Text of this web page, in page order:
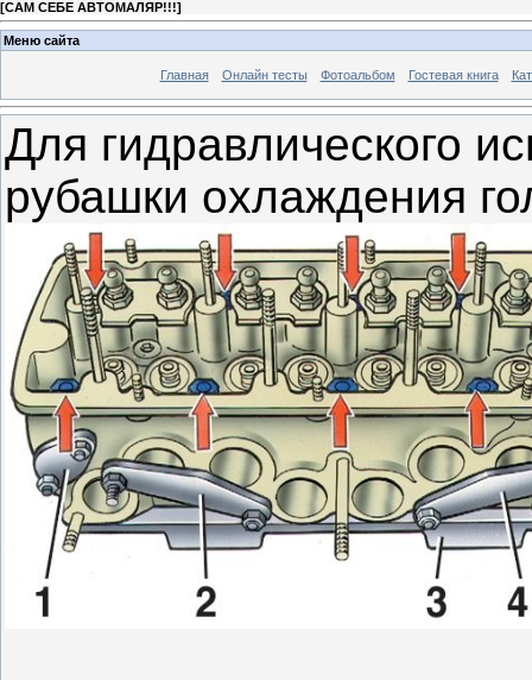
[САМ СЕБЕ АВТОМАЛЯР!!!]
Меню сайта
Главная Онлайн тесты Фотоальбом Гостевая книга
Для гидравлического
рубашки охлаждения